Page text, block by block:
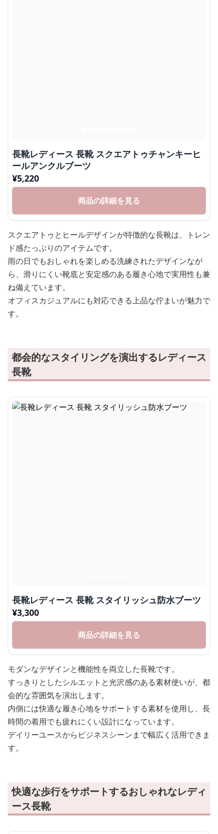
長靴レディース 長靴 スクエアトゥチャンキーヒ
ールアンクルブーツ
¥5,220
商品の詳細を見る
スクエアトゥとヒールデザインが特徴的な長靴は、トレン
ド感たっぷりのアイテムです。
雨の日でもおしゃれを楽しめる洗練されたデザインなが
ら、滑りにくい靴底と安定感のある履き心地で実用性も兼
ね備えています。
オフィスカジュアルにも対応できる上品な佇まいが魅力で
す。
都会的なスタイリングを演出するレディース
長靴
長靴レディース 長靴 スタイリッシュ防水ブーツ
¥3,300
商品の詳細を見る
モダンなデザインと機能性を両立した長靴です。
すっきりとしたシルエットと光沢感のある素材使いが、都
会的な雰囲気を演出します。
内側には快適な履き心地をサポートする素材を使用し、長
時間の着用でも疲れにくい設計になっています。
デイリーユースからビジネスシーンまで幅広く活用できま
す。
快適な歩行をサポートするおしゃれなレディ
ース長靴